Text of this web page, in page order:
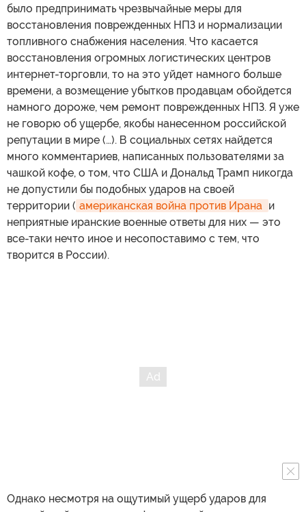
было предпринимать чрезвычайные меры для
восстановления поврежденных НПЗ и нормализации
топливного снабжения населения. Что касается
восстановления огромных логистических центров
интернет-торговли, то на это уйдет намного больше
времени, а возмещение убытков продавцам обойдется
намного дороже, чем ремонт поврежденных НПЗ. Я уже
не говорю об ущербе, якобы нанесенном российской
репутации в мире (…). В социальных сетях найдется
много комментариев, написанных пользователями за
чашкой кофе, о том, что США и Дональд Трамп никогда
не допустили бы подобных ударов на своей
территории ( американская война против Ирана и
неприятные иранские военные ответы для них — это
все-таки нечто иное и несопоставимо с тем, что
творится в России).
Однако несмотря на ощутимый ущерб ударов для